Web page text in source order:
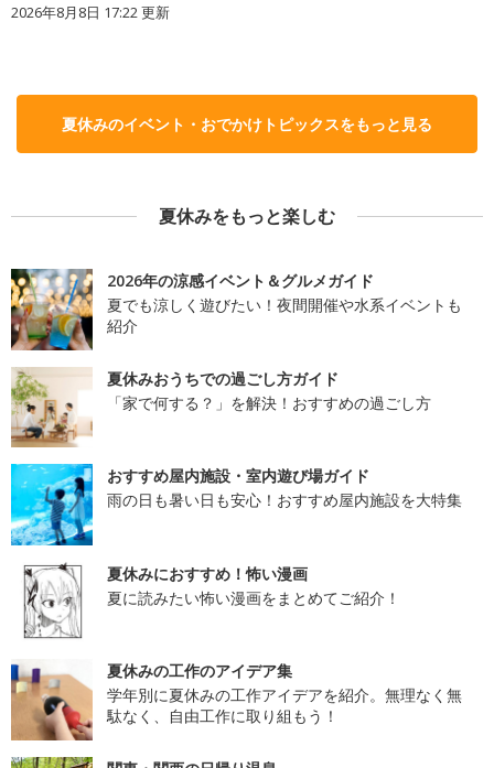
2026年8月8日 17:22更新
夏休みのイベント・おでかけトピックスをもっと見る
夏休みをもっと楽しむ
2026年の涼感イベント＆グルメガイド
夏でも涼しく遊びたい！夜間開催や水系イベントも
紹介
夏休みおうちでの過ごし方ガイド
「家で何する？」を解決！おすすめの過ごし方
おすすめ屋内施設・室内遊び場ガイド
雨の日も暑い日も安心！おすすめ屋内施設を大特集
夏休みにおすすめ！怖い漫画
夏に読みたい怖い漫画をまとめてご紹介！
夏休みの工作のアイデア集
学年別に夏休みの工作アイデアを紹介。無理なく無
駄なく、自由工作に取り組もう！